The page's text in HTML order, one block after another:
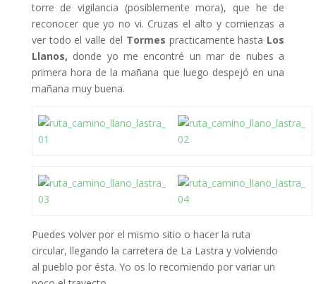
torre de vigilancia (posiblemente mora), que he de
reconocer que yo no vi. Cruzas el alto y comienzas a
ver todo el valle del Tormes practicamente hasta Los
Llanos, donde yo me encontré un mar de nubes a
primera hora de la mañana que luego despejó en una
mañana muy buena.
Puedes volver por el mismo sitio o hacer la ruta
circular, llegando la carretera de La Lastra y volviendo
al pueblo por ésta. Yo os lo recomiendo por variar un